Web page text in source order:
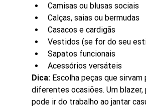
Camisas ou blusas sociais
Calças, saias ou bermudas
Casacos e cardigãs
Vestidos (se for do seu
Sapatos funcionais
Acessórios versáteis
Dica: Escolha peças que sirvam
diferentes ocasiões. Um blazer,
pode ir do trabalho ao jantar